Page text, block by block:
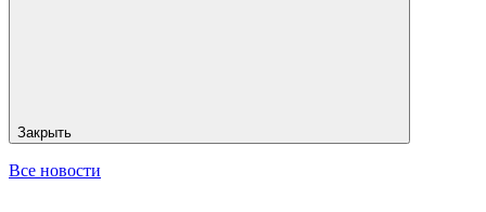
Закрыть
Все новости